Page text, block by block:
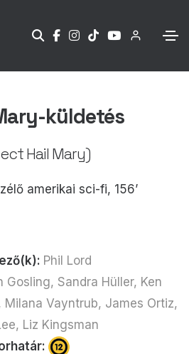
küldetés
Hail Mary)
amerikai sci-fi, 156’
Phil Lord
Gosling, Sandra Hüller, Ken
Milana Vayntrub, James Ortiz,
Liz Kingsman